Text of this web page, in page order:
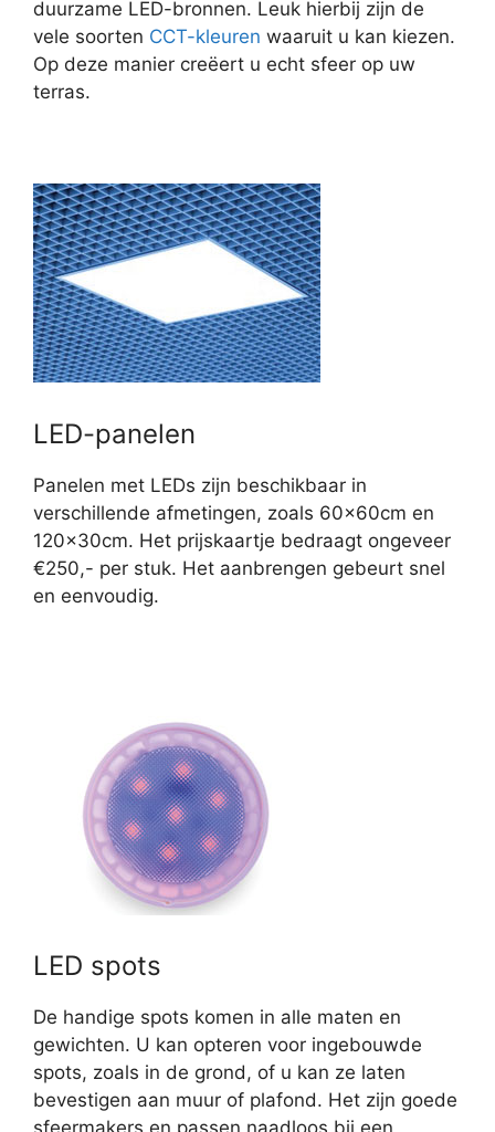
duurzame LED-bronnen. Leuk hierbij zijn de
vele soorten CCT-kleuren waaruit u kan kiezen.
Op deze manier creëert u echt sfeer op uw
terras.
LED-panelen
Panelen met LEDs zijn beschikbaar in
verschillende afmetingen, zoals 60x60cm en
120x30cm. Het prijskaartje bedraagt ongeveer
€250,- per stuk. Het aanbrengen gebeurt snel
en eenvoudig.
LED spots
De handige spots komen in alle maten en
gewichten. U kan opteren voor ingebouwde
spots, zoals in de grond, of u kan ze laten
bevestigen aan muur of plafond. Het zijn goede